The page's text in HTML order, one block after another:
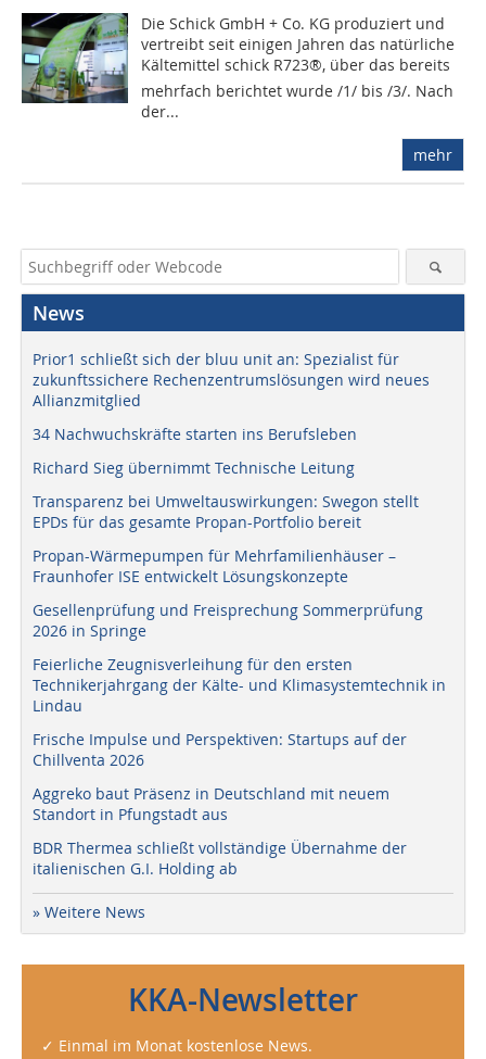
Die Schick GmbH + Co. KG produziert und
vertreibt seit einigen Jahren das natürliche
Kältemittel schick R723®, über das bereits
mehrfach berichtet wurde /1/ bis /3/. Nach
der...
mehr
News
Prior1 schließt sich der bluu unit an: Spezialist für
zukunftssichere Rechenzentrumslösungen wird neues
Allianzmitglied
34 Nachwuchskräfte starten ins Berufsleben
Richard Sieg übernimmt Technische Leitung
Transparenz bei Umweltauswirkungen: Swegon stellt
EPDs für das gesamte Propan-Portfolio bereit
Propan-Wärmepumpen für Mehrfamilienhäuser –
Fraunhofer ISE entwickelt Lösungskonzepte
Gesellenprüfung und Freisprechung Sommerprüfung
2026 in Springe
Feierliche Zeugnisverleihung für den ersten
Technikerjahrgang der Kälte- und Klimasystemtechnik in
Lindau
Frische Impulse und Perspektiven: Startups auf der
Chillventa 2026
Aggreko baut Präsenz in Deutschland mit neuem
Standort in Pfungstadt aus
BDR Thermea schließt vollständige Übernahme der
italienischen G.I. Holding ab
» Weitere News
KKA-Newsletter
✓ Einmal im Monat kostenlose News.